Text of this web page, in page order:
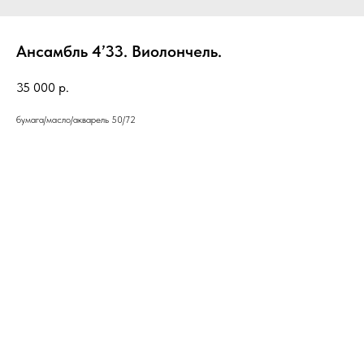
Ансамбль 4’33. Виолончель.
35 000 р.
бумага/масло/акварель 50/72